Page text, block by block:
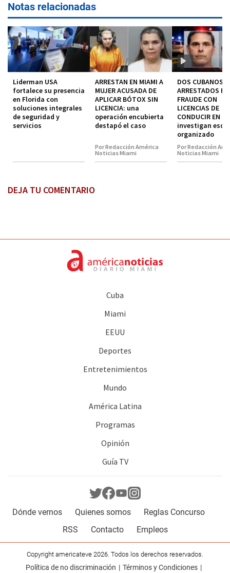
Notas relacionadas
Liderman USA
fortalece su presencia
en Florida con
soluciones integrales
de seguridad y
servicios
ARRESTAN EN MIAMI A
MUJER ACUSADA DE
APLICAR BÓTOX SIN
LICENCIA: una
operación encubierta
destapó el caso
Por Redacción América
Noticias Miami
DOS CUBANOS
ARRESTADOS
FRAUDE CON
LICENCIAS DE
CONDUCIR EN
investigan
organizado
Por Redacción
Noticias Miami
DEJA TU COMENTARIO
Cuba
Miami
EEUU
Deportes
Entretenimientos
Mundo
América Latina
Programas
Opinión
Guía TV
Dónde vernos Quienes somos
Reglas Concurso
RSS
Contacto Empleos
Copyright americateve 2026. Todos los derechos reservados.
Política de no discriminación Términos y Condiciones